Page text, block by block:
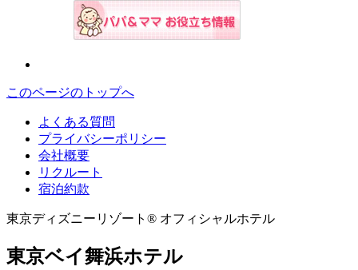
このページのトップへ
よくある質問
プライバシーポリシー
会社概要
リクルート
宿泊約款
東京ディズニーリゾート® オフィシャルホテル
東京ベイ舞浜ホテル